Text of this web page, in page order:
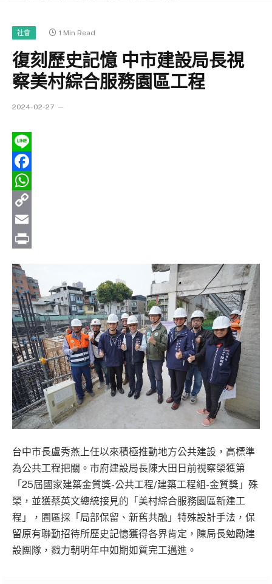
社會 1 Min Read
復刻歷史記憶 中市建設局長視
察美村綜合服務園區工程
2024-02-27
Line
Facebook
WhatsApp
Copy
Link
Email
台中市長盧秀燕上任以來積極推動地方公共建設，高標準
為公共工程把關。市府建設局長陳大田日前視察榮獲第
「25屆國家建築金質獎-公共工程/建築工程組-金質獎」殊
榮，並獲蔡英文總統接見的「美村綜合服務園區新建工
程」，園區採「局部保留、新舊共融」特殊設計手法，保
留原有聯勤招待所歷史記憶獲得各界肯定，陳局長勉勵建
設團隊，戮力朝明年中如期如質完工邁進。